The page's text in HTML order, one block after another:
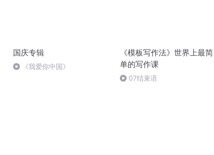
国庆专辑
《我爱你中国》
《模板写作法》世界上最简
单的写作课
07结束语